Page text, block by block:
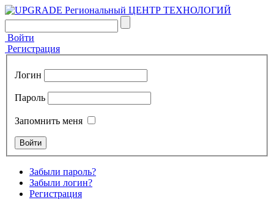
Войти
Регистрация
Логин
Пароль
Запомнить меня
Забыли пароль?
Забыли логин?
Регистрация